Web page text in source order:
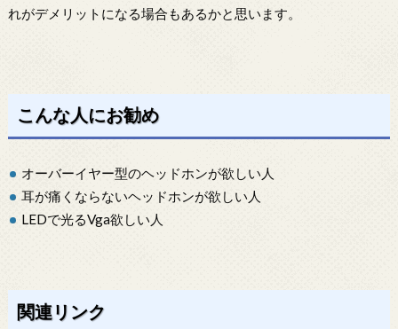
れがデメリットになる場合もあるかと思います。
こんな人にお勧め
オーバーイヤー型のヘッドホンが欲しい人
耳が痛くならないヘッドホンが欲しい人
LEDで光るVga欲しい人
関連リンク